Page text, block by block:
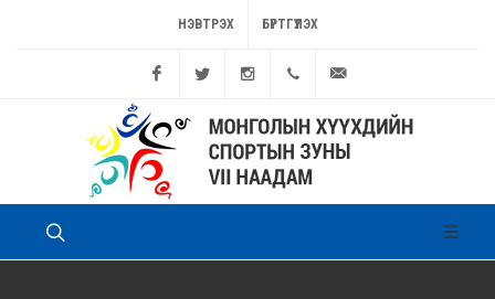
НЭВТРЭХ БҮРТГҮҮЛЭХ
FacebookTwitter Instagram11262449